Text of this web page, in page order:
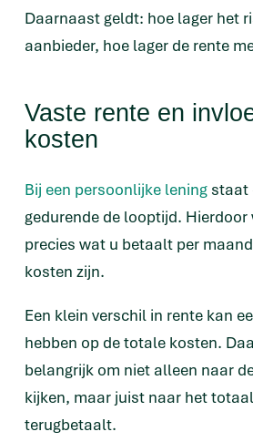
Daarnaast geldt: hoe lager het
aanbieder, hoe lager de rente
Vaste rente en
kosten
Bij een persoonlijke lening staat
gedurende de looptijd. Hierdoor
precies wat u betaalt per
kosten zijn.
Een klein verschil in rente kan
hebben op de totale kosten.
belangrijk om niet alleen naar
kijken, maar juist naar het
terugbetaalt.